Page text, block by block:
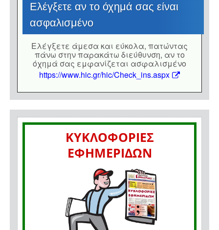
Eλέγξετε αν το όχημά σας είναι
ασφαλισμένο
Eλέγξετε άμεσα και εύκολα, πατώντας
πάνω στην παρακάτω διεύθυνση, αν το
όχημά σας εμφανίζεται ασφαλισμένο
https://www.hic.gr/hic/Check_ins.aspx
ΚΥΚΛΟΦΟΡΙΕΣ
ΕΦΗΜΕΡΙΔΩΝ